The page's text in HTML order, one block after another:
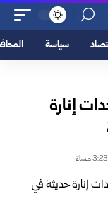
سياسة
إنارة